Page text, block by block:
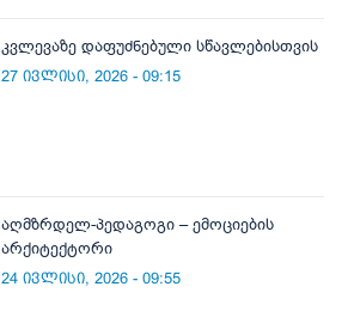
კვლევაზე დაფუძნებული სწავლებისთვის
27 ივლისი, 2026 - 09:15
აღმზრდელ-პედაგოგი – ემოციების
არქიტექტორი
24 ივლისი, 2026 - 09:55